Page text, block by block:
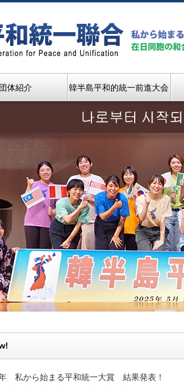
団体紹介 韓半島平和的統一前進大会
私から始まる平和統一大賞 結果発表！